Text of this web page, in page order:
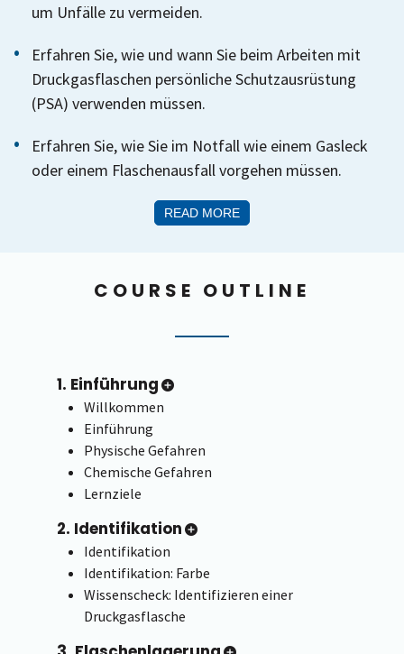
um Unfälle zu vermeiden.
Erfahren Sie, wie und wann Sie beim Arbeiten mit
Druckgasflaschen persönliche Schutzausrüstung
(PSA) verwenden müssen.
Erfahren Sie, wie Sie im Notfall wie einem Gasleck
oder einem Flaschenausfall vorgehen müssen.
READ MORE
COURSE OUTLINE
1. Einführung
Willkommen
Einführung
Physische Gefahren
Chemische Gefahren
Lernziele
2. Identifikation
Identifikation
Identifikation: Farbe
Wissenscheck: Identifizieren einer
Druckgasflasche